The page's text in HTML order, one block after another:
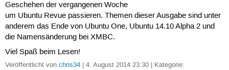
Geschehen der vergangenen Woche
um Ubuntu Revue passieren. Themen dieser Ausgabe sind unter
anderem das Ende von Ubuntu One, Ubuntu 14.10 Alpha 2 und
die Namensänderung bei XMBC.
Viel Spaß beim Lesen!
Veröffentlicht von chris34| 4. August 2014 23:30 | Kategorie: